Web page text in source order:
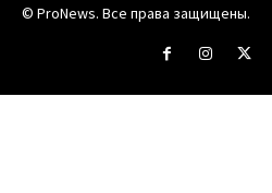
© ProNews. Все права защищены.